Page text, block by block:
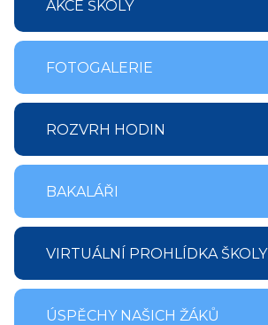
AKCE ŠKOLY
FOTOGALERIE
ROZVRH HODIN
BAKALÁŘI
VIRTUÁLNÍ PROHLÍDKA ŠKOLY
ÚSPĚCHY NAŠICH ŽÁKŮ